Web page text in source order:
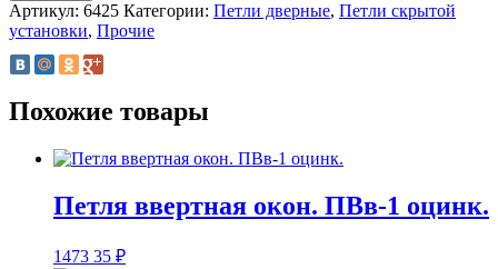
Артикул: 6425 Категории: Петли дверные, Петли скрытой
установки, Прочие
Похожие товары
Петля ввертная окон. ПВв-1 оцинк.
1473 35 ₽